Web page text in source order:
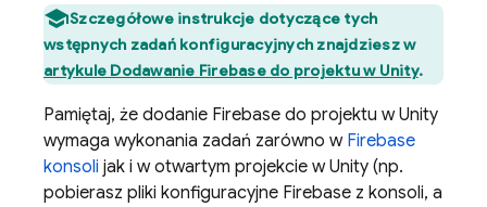
Szczegółowe instrukcje dotyczące tych
wstępnych zadań konfiguracyjnych znajdziesz w
artykule Dodawanie Firebase do projektu w Unity.
Pamiętaj, że dodanie Firebase do projektu w Unity
wymaga wykonania zadań zarówno w Firebase
konsoli jak i w otwartym projekcie w Unity (np.
pobierasz pliki konfiguracyjne Firebase z konsoli, a